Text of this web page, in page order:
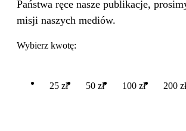
Państwa ręce nasze publikacje,
misji naszych mediów.
Wybierz kwotę:
25 zł 50 zł 100 zł 200 zł